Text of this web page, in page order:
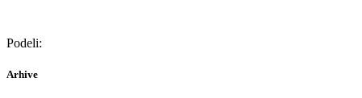
Podeli:
Arhive